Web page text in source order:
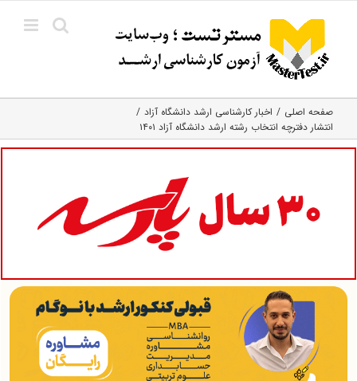
content
صفحه اصلی
اخبار کارشناسی ارشد دانشگاه آزاد
انتشار دفترچه انتخاب رشته ارشد دانشگاه آزاد ۱۴۰۱